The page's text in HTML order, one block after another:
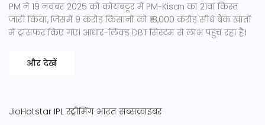
PM ने 19 नवंबर 2025 को कोयंबटूर में PM-Kisan का 21वां किस्त
जारी किया, जिसमें 9 करोड़ किसानों को ₹18,000 करोड़ सीधे बैंक खातों
में ट्रांसफर किए गए। आधार-लिंक्ड DBT सिस्टम से लाभ पहुंच रहा है।
और देखें
JioHotstar IPL स्ट्रीमिंग भारत सब्सक्राइबर